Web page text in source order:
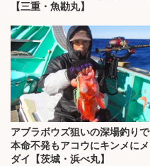
【三重・魚勘丸】
アブラボウズ狙いの深場釣りで
本命不発もアコウにキンメにメ
ダイ【茨城・浜べ丸】